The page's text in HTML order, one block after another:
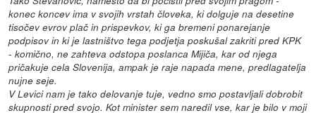
konec koncev ima v svojih vrstah človeka, ki dolguje na desetine
tisočev evrov plač in prispevkov, ki ga bremeni ponarejanje
podpisov in ki je lastništvo tega podjetja poskušal zakriti pred KPK
- komično, ne zahteva odstopa poslanca Mijiča, kar od njega
pričakuje cela Slovenija, ampak je raje napada mene, predlagatelja
nujne seje.
V Levici nam je tako delovanje tuje, vedno smo postavljali dobrobit
skupnosti pred svojo. Kot minister sem naredil vse, kar je bilo v moji